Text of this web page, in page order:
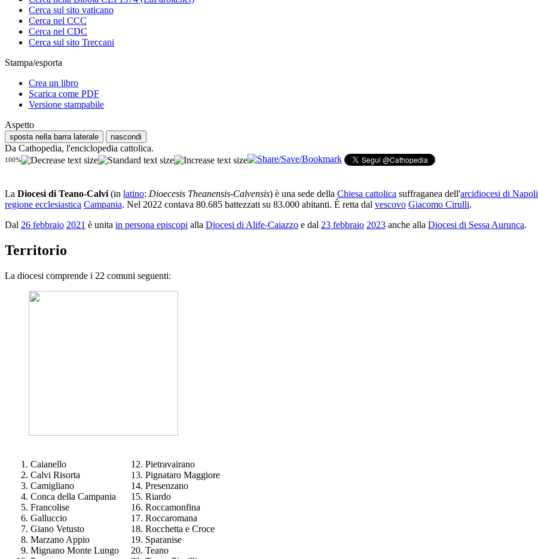
Cerca sul sito vaticano
Cerca nel CCC
Cerca nel CDC
Cerca sul sito Treccani
Stampa/esporta
Crea un libro
Scarica come PDF
Versione stampabile
Aspetto
sposta nella barra laterale nascondi
Da Cathopedia, l'enciclopedia cattolica.
100%
La Diocesi di Teano-Calvi (in latino: Dioecesis Theanensis-Calvensis) è una sede della Chiesa cattolica suffraganea dell'arcidiocesi di Napoli
regione ecclesiastica Campania. Nel 2022 contava 80.685 battezzati su 83.000 abitanti. È retta dal vescovo Giacomo Cirulli.
Dal 26 febbraio 2021 è unita in persona episcopi alla Diocesi di Alife-Caiazzo e dal 23 febbraio 2023 anche alla Diocesi di Sessa Aurunca.
Territorio
La diocesi comprende i 22 comuni seguenti:
Caianello
Calvi Risorta
Camigliano
Conca della Campania
Francolise
Galluccio
Giano Vetusto
Marzano Appio
Mignano Monte Lungo
Pietravairano
Pignataro Maggiore
Presenzano
Riardo
Roccamonfina
Roccaromana
Rocchetta e Croce
Sparanise
Teano